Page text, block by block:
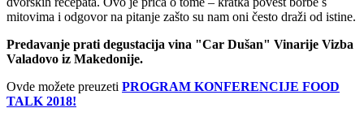
mitovima i odgovor na pitanje zašto su nam oni često draži od istine.
Predavanje prati degustacija vina "Car Dušan" Vinarije Vizba
Valadovo iz Makedonije.
Ovde možete preuzeti PROGRAM KONFERENCIJE FOOD
TALK 2018!